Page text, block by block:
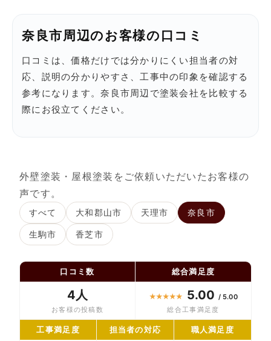
奈良市周辺のお客様の口コミ
口コミは、価格だけでは分かりにくい担当者の対
応、説明の分かりやすさ、工事中の印象を確認する
参考になります。奈良市周辺で塗装会社を比較する
際にお役立てください。
外壁塗装・屋根塗装をご依頼いただいたお客様の
声です。
すべて 大和郡山市 天理市 奈良市
生駒市 香芝市
口コミ数
4人
お客様の投稿数
総合満足度
★★★★★ 5.00 / 5.00
総合工事満足度
工事満足度 担当者の対応 職人満足度